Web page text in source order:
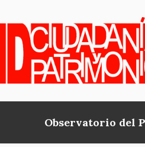
Observatorio del